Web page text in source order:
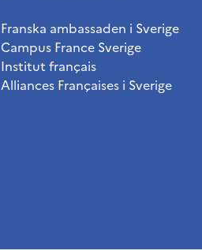
Franska ambassaden i Sverige
Campus France Sverige
Institut français
Alliances Françaises i Sverige